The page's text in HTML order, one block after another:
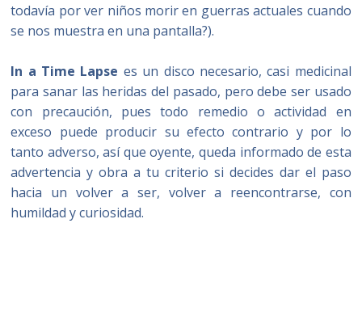
todavía por ver niños morir en guerras actuales cuando
se nos muestra en una pantalla?).
In a Time Lapse es un disco necesario, casi medicinal
para sanar las heridas del pasado, pero debe ser usado
con precaución, pues todo remedio o actividad en
exceso puede producir su efecto contrario y por lo
tanto adverso, así que oyente, queda informado de esta
advertencia y obra a tu criterio si decides dar el paso
hacia un volver a ser, volver a reencontrarse, con
humildad y curiosidad.